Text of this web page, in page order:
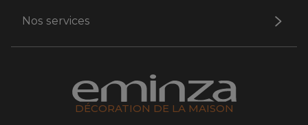
Nos services
DÉCORATION DE LA MAISON